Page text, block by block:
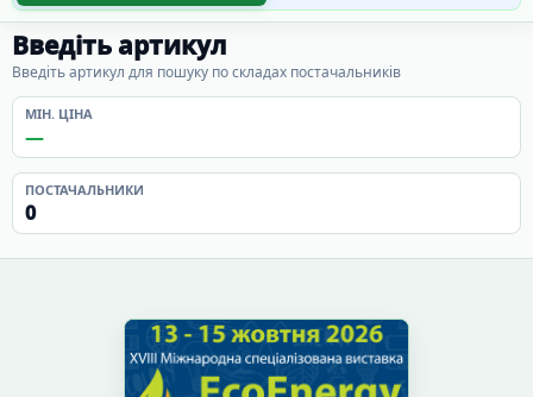
Введіть артикул
Введіть артикул для пошуку по складах постачальників
МІН. ЦІНА
—
ПОСТАЧАЛЬНИКИ
0